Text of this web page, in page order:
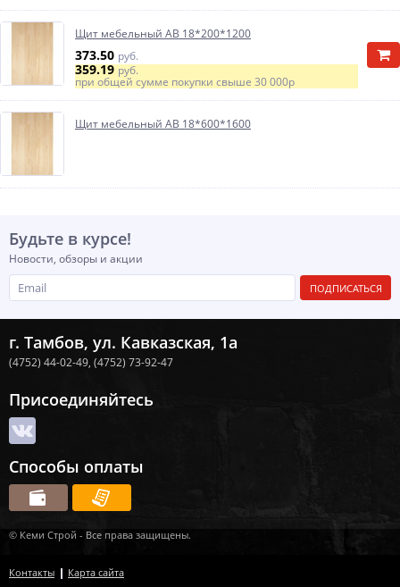
Щит мебельный АВ 18*200*1200
373.50 руб.
359.19руб.
при общей сумме покупки свыше 30 000р
Щит мебельный АВ 18*600*1600
Будьте в курсе!
Новости, обзоры и акции
ПОДПИСАТЬСЯ
г. Тамбов, ул. Кавказская, 1а
(4752) 44-02-49, (4752) 73-92-47
Присоединяйтесь
Способы оплаты
© Кеми Строй - Все права защищены.
Контакты Карта сайта